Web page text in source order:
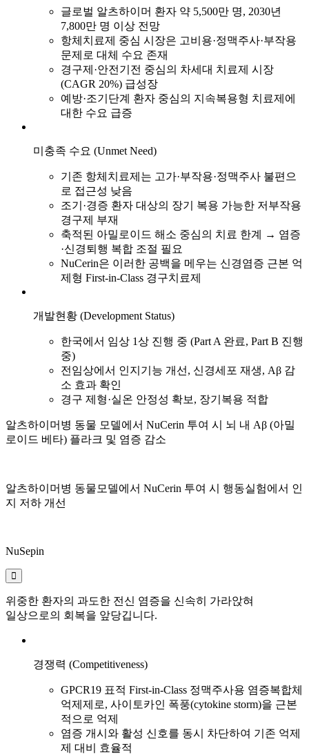
글로벌 알츠하이머 환자 약 5,500만 명, 2030년
7,800만 명 이상 전망
항체치료제 중심 시장은 고비용·정맥주사·부작용
문제로 대체 수요 존재
경구제·안전기전 중심의 차세대 치료제 시장
(CAGR 20%) 급성장
예방·조기단계 환자 중심의 지속복용형 치료제에
대한 수요 급증
미충족 수요 (Unmet Need)
기존 항체치료제는 고가·부작용·정맥주사 불편으
로 접근성 낮음
조기·경증 환자 대상의 장기 복용 가능한 저부작용
경구제 부재
축적된 아밀로이드 해소 중심의 치료 한계 → 염증
·신경퇴행 복합 조절 필요
NuCerin은 이러한 공백을 메우는 신경염증 근본 억
제형 First-in-Class 경구치료제
개발현황 (Development Status)
한국에서 임상 1상 진행 중 (Part A 완료, Part B 진행
중)
전임상에서 인지기능 개선, 신경세포 재생, Aβ 감
소 효과 확인
경구 제형·실온 안정성 확보, 장기복용 적합
알츠하이머병 동물 모델에서 NuCerin 투여 시 뇌 내 Aβ (아밀
로이드 베타) 플라크 및 염증 감소
알츠하이머병 동물모델에서 NuCerin 투여 시 행동실험에서 인
지 저하 개선
NuSepin
위중한 환자의 과도한 전신 염증을 신속히 가라앉혀
일상으로의 회복을 앞당깁니다.
경쟁력 (Competitiveness)
GPCR19 표적 First-in-Class 정맥주사용 염증복합체
억제제로, 사이토카인 폭풍(cytokine storm)을 근본
적으로 억제
염증 개시와 활성 신호를 동시 차단하여 기존 억제
제 대비 효율적